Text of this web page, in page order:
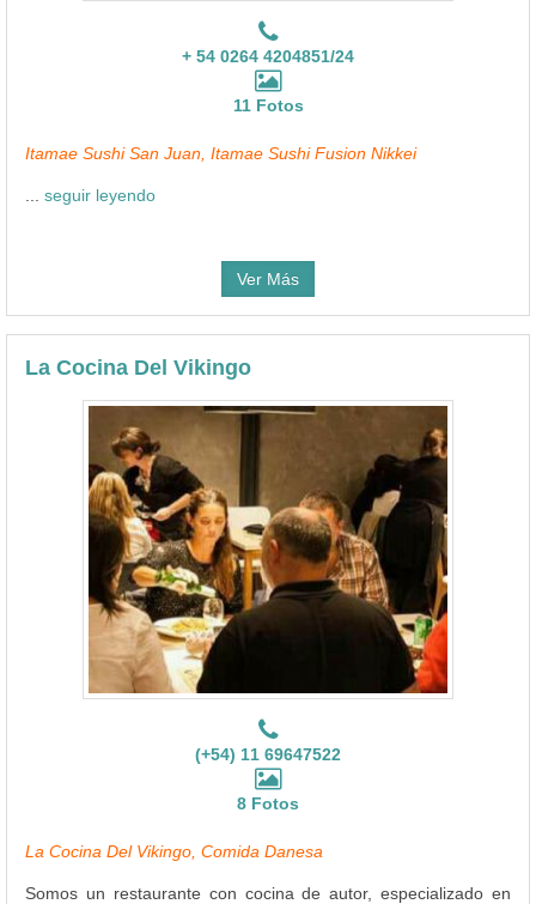
+ 54 0264 4204851/24
11 Fotos
Itamae Sushi San Juan, Itamae Sushi Fusion Nikkei
seguir leyendo
Ver Más
La Cocina Del Vikingo
(+54) 11 69647522
8 Fotos
La Cocina Del Vikingo, Comida Danesa
Somos un restaurante con cocina de autor, especializado en